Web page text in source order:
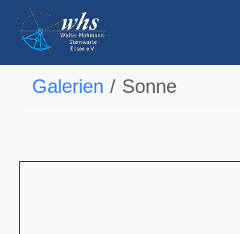
Galerien Sonne